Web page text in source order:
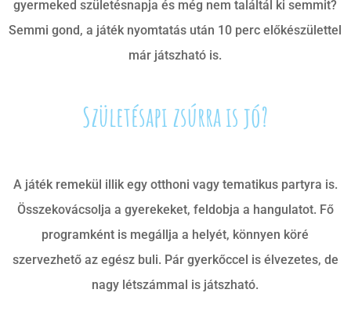
gyermeked születésnapja és még nem találtál ki semmit?
Semmi gond, a játék nyomtatás után 10 perc előkészülettel
már játszható is.
Születésapi zsúrra is jó?
A játék remekül illik egy otthoni vagy tematikus partyra is.
Összekovácsolja a gyerekeket, feldobja a hangulatot. Fő
programként is megállja a helyét, könnyen köré
szervezhető az egész buli. Pár gyerkőccel is élvezetes, de
nagy létszámmal is játszható.